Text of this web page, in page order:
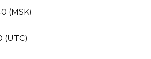
(MSK)
(UTC)